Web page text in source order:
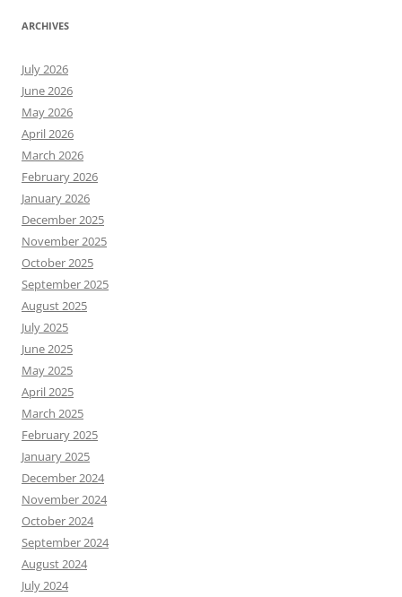
ARCHIVES
July 2026
June 2026
May 2026
April 2026
March 2026
February 2026
January 2026
December 2025
November 2025
October 2025
September 2025
August 2025
July 2025
June 2025
May 2025
April 2025
March 2025
February 2025
January 2025
December 2024
November 2024
October 2024
September 2024
August 2024
July 2024